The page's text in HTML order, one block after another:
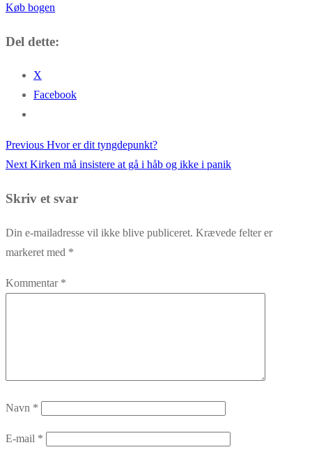
Køb bogen
Del dette:
X
Facebook
Indlægsnavigation
Previous Previous
post:
Hvor er dit tyngdepunkt?
Next Next
Kirken må insistere at gå i håb og ikke i panik
Skriv et svar
Din e-mailadresse vil ikke blive publiceret. Krævede felter er
markeret med *
Kommentar *
Navn *
E-mail *